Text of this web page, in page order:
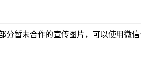
暂未合作的宣传图片，可以使用微信